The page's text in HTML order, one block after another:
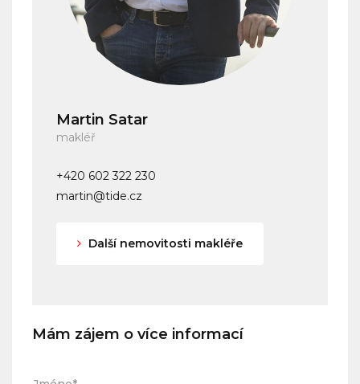
Martin Satar
makléř
+420 602 322 230
martin@tide.cz
Další nemovitosti makléře
Mám zájem o více informací